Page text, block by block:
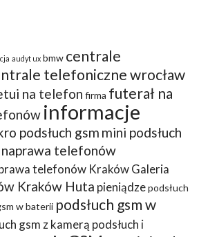
audyt ux bmw centrale
telefoniczne wrocław
na telefon firma futerał na
informacje
podsłuch gsm mini podsłuch
naprawa telefonów
telefonów Kraków Galeria
Kraków Huta pieniądzepodsłuch
w baterii podsłuch gsm w
gsm z kamerą podsłuch i